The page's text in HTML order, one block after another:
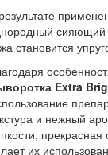
сияющий
становится
Extra
и нежный
прекрасная
их